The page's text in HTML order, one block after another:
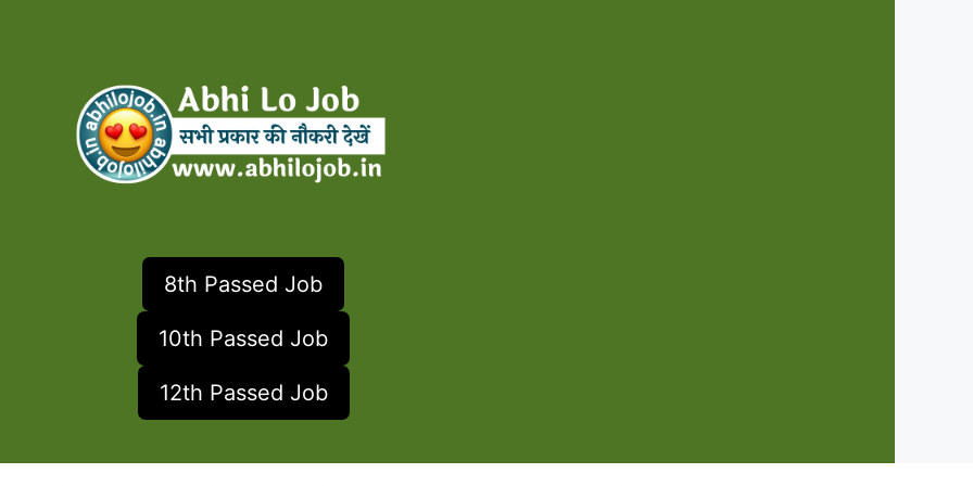
8th Passed Job
10th Passed Job
12th Passed Job